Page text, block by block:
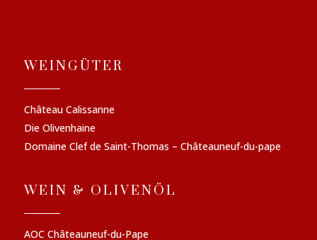
WEINGÜTER
Château Calissanne
Die Olivenhaine
Domaine Clef de Saint-Thomas – Châteauneuf-du-pape
WEIN & OLIVENÖL
AOC Châteauneuf-du-Pape